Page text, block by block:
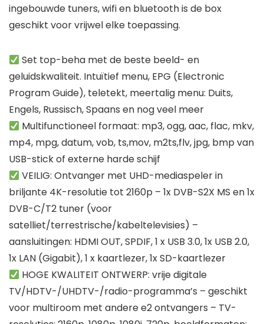
ingebouwde tuners, wifi en bluetooth is de box
geschikt voor vrijwel elke toepassing.
Set top-beha met de beste beeld- en
geluidskwaliteit. Intuïtief menu, EPG (Electronic
Program Guide), teletekt, meertalig menu: Duits,
Engels, Russisch, Spaans en nog veel meer
Multifunctioneel formaat: mp3, ogg, aac, flac, mkv,
mp4, mpg, datum, vob, ts,mov, m2ts,flv, jpg, bmp van
USB-stick of externe harde schijf
VEILIG: Ontvanger met UHD-mediaspeler in
briljante 4K-resolutie tot 2160p – 1x DVB-S2X MS en 1x
DVB-C/T2 tuner (voor
satelliet/terrestrische/kabeltelevisies) –
aansluitingen: HDMI OUT, SPDIF, 1 x USB 3.0, 1x USB 2.0,
1x LAN (Gigabit), 1 x kaartlezer, 1x SD-kaartlezer
HOGE KWALITEIT ONTWERP: vrije digitale
TV/HDTV-/UHDTV-/radio-programma’s – geschikt
voor multiroom met andere e2 ontvangers – TV-